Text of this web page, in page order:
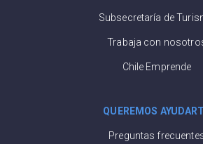
Subsecretaría de
Trabaja con
Chile Emprende
QUEREMOS
Preguntas